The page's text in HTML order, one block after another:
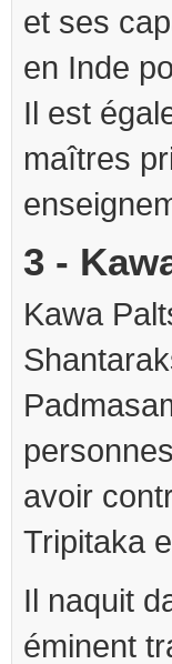
et ses
en Inde
Il est
maîtres
3 -
Kawa
avoir
Tripitaka
Il naquit
éminent